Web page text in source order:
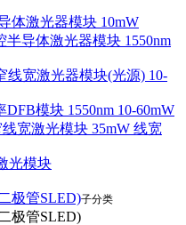
体激光器模块 10mW
导体激光器模块 1550nm
线宽激光器模块(光源) 10-
模块 1550nm 10-60mW
宽激光模块 35mW 线宽
光模块
极管SLED)子分类
极管SLED)